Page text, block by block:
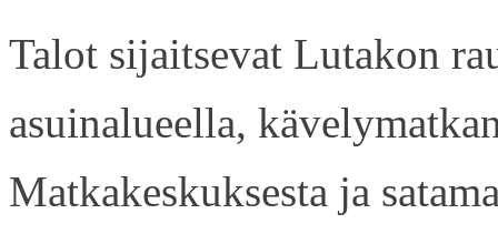
Talot sijaitsevat Lutakon
asuinalueella,
Matkakeskuksesta ja